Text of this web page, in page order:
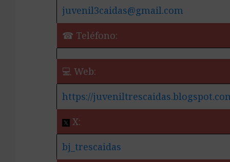
juvenil3caidas@gmail.com
☎ Teléfono:
💻 Web:
https://
X:
bj_trescaidas